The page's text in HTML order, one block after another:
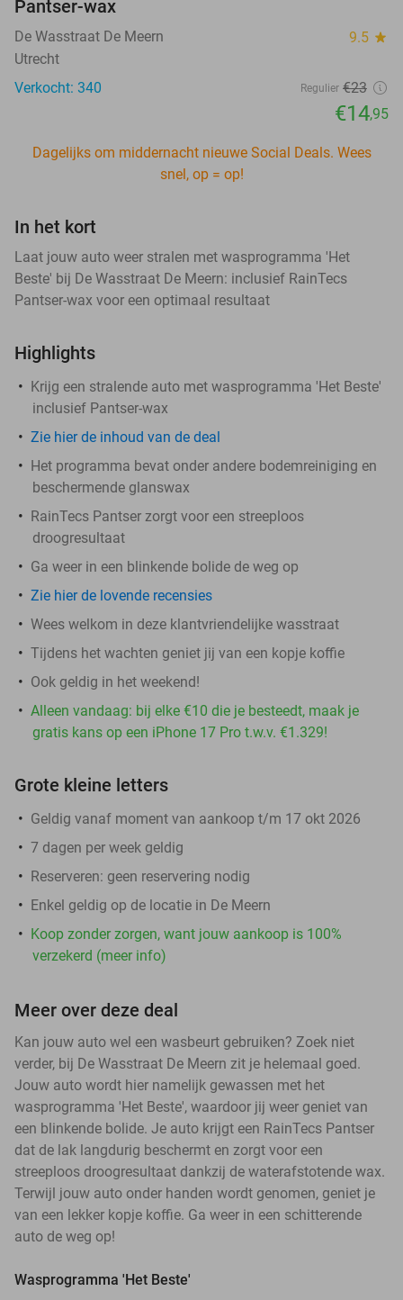
Pantser-wax
De Wasstraat De Meern 9.5 star
Utrecht
Verkocht: 340
Regulier €23
€14,95
Dagelijks om middernacht nieuwe Social Deals. Wees
snel, op = op!
In het kort
Laat jouw auto weer stralen met wasprogramma 'Het
Beste' bij De Wasstraat De Meern: inclusief RainTecs
Pantser-wax voor een optimaal resultaat
Highlights
Krijg een stralende auto met wasprogramma 'Het Beste'
inclusief Pantser-wax
Zie hier de inhoud van de deal
Het programma bevat onder andere bodemreiniging en
beschermende glanswax
RainTecs Pantser zorgt voor een streeploos
droogresultaat
Ga weer in een blinkende bolide de weg op
Zie hier de lovende recensies
Wees welkom in deze klantvriendelijke wasstraat
Tijdens het wachten geniet jij van een kopje koffie
Ook geldig in het weekend!
Alleen vandaag: bij elke €10 die je besteedt, maak je
gratis kans op een iPhone 17 Pro t.w.v. €1.329!
Grote kleine letters
Geldig vanaf moment van aankoop t/m 17 okt 2026
7 dagen per week geldig
Reserveren: geen reservering nodig
Enkel geldig op de locatie in De Meern
Koop zonder zorgen, want jouw aankoop is 100%
verzekerd (meer info)
Meer over deze deal
Kan jouw auto wel een wasbeurt gebruiken? Zoek niet
verder, bij De Wasstraat De Meern zit je helemaal goed.
Jouw auto wordt hier namelijk gewassen met het
wasprogramma 'Het Beste', waardoor jij weer geniet van
een blinkende bolide. Je auto krijgt een RainTecs Pantser
dat de lak langdurig beschermt en zorgt voor een
streeploos droogresultaat dankzij de waterafstotende wax.
Terwijl jouw auto onder handen wordt genomen, geniet je
van een lekker kopje koffie. Ga weer in een schitterende
auto de weg op!
Wasprogramma 'Het Beste'